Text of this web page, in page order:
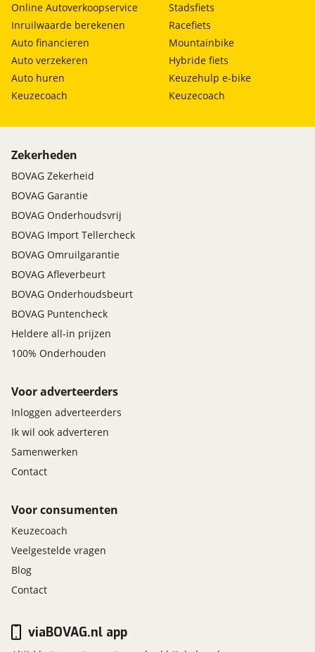
Online Autoverkoopservice
Inruilwaarde berekenen
Auto financieren
Auto verzekeren
Auto huren
Keuzecoach
Stadsfiets
Racefiets
Mountainbike
Hybride fiets
Keuzehulp e-bike
Keuzecoach
Zekerheden
BOVAG Zekerheid
BOVAG Garantie
BOVAG Onderhoudsvrij
BOVAG Import Tellercheck
BOVAG Omruilgarantie
BOVAG Afleverbeurt
BOVAG Onderhoudsbeurt
BOVAG Puntencheck
Heldere all-in prijzen
100% Onderhouden
Voor adverteerders
Inloggen adverteerders
Ik wil ook adverteren
Samenwerken
Contact
Voor consumenten
Keuzecoach
Veelgestelde vragen
Blog
Contact
viaBOVAG.nl app